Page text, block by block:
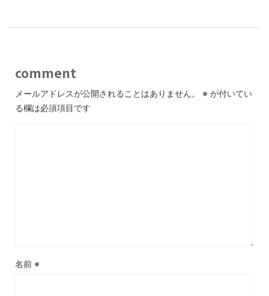
comment
メールアドレスが公開されることはありません。 ※ が付いてい
る欄は必須項目です
名前 ※